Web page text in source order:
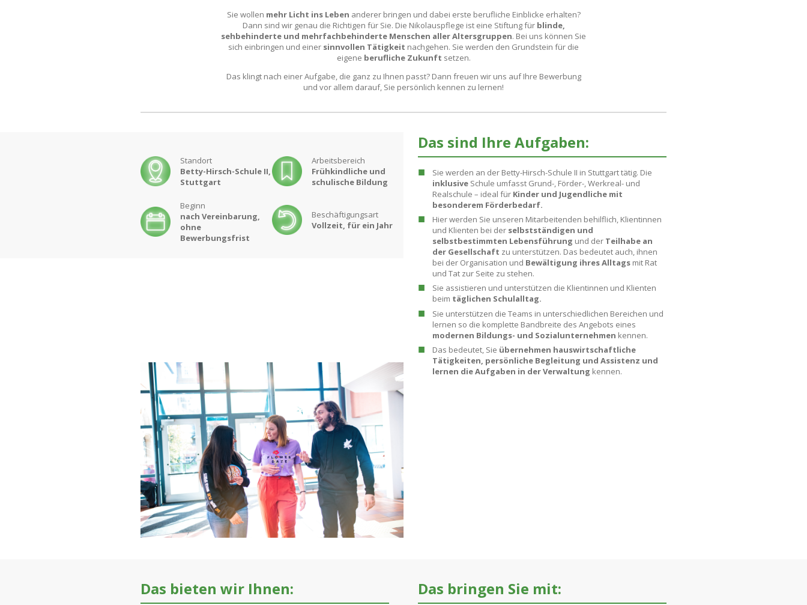
Sie wollen mehr Licht ins Leben anderer bringen und dabei erste berufliche Einblicke erhalten?
Dann sind wir genau die Richtigen für Sie. Die Nikolauspflege ist eine Stiftung für blinde,
sehbehinderte und mehrfachbehinderte Menschen aller Altersgruppen. Bei uns können Sie
sich einbringen und einer sinnvollen Tätigkeit nachgehen. Sie werden den Grundstein für die
eigene berufliche Zukunft setzen.
Das klingt nach einer Aufgabe, die ganz zu Ihnen passt? Dann freuen wir uns auf Ihre Bewerbung
und vor allem darauf, Sie persönlich kennen zu lernen!
Standort
Betty-Hirsch-Schule II,
Stuttgart
Beginn
nach Vereinbarung,
ohne
Bewerbungsfrist
Arbeitsbereich
Frühkindliche und
schulische Bildung
Beschäftigungsart
Vollzeit, für ein Jahr
Das sind Ihre Aufgaben:
Sie werden an der Betty-Hirsch-Schule II in Stuttgart tätig. Die
inklusive Schule umfasst Grund-, Förder-, Werkreal- und
Realschule – ideal für Kinder und Jugendliche mit
besonderem Förderbedarf.
Hier werden Sie unseren Mitarbeitenden behilflich, Klientinnen
und Klienten bei der selbstständigen und
selbstbestimmten Lebensführung und der Teilhabe an
der Gesellschaft zu unterstützen. Das bedeutet auch, ihnen
bei der Organisation und Bewältigung ihres Alltags mit Rat
und Tat zur Seite zu stehen.
Sie assistieren und unterstützen die Klientinnen und Klienten
beim täglichen Schulalltag.
Sie unterstützen die Teams in unterschiedlichen Bereichen und
lernen so die komplette Bandbreite des Angebots eines
modernen Bildungs- und Sozialunternehmen kennen.
Das bedeutet, Sie übernehmen hauswirtschaftliche
Tätigkeiten, persönliche Begleitung und Assistenz und
lernen die Aufgaben in der Verwaltung kennen.
Das bieten wir Ihnen: Das bringen Sie mit: